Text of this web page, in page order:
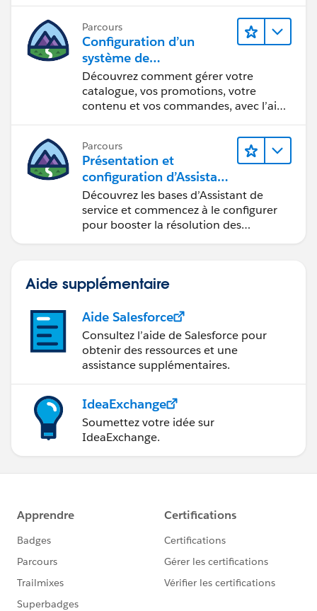
Parcours
Configuration d’un
système de
commercialisation pour
votre vitrine
Découvrez comment gérer votre
catalogue, vos promotions, votre
contenu et vos commandes, avec l’aide
Parcours
Présentation et
configuration d’Assistant
de service Agentforce
Découvrez les bases d’Assistant de
service et commencez à le configurer
pour booster la résolution des
Aide supplémentaire
Aide Salesforce
Consultez l’aide de Salesforce pour
obtenir des ressources et une
assistance supplémentaires.
IdeaExchange
Soumettez votre idée sur
IdeaExchange.